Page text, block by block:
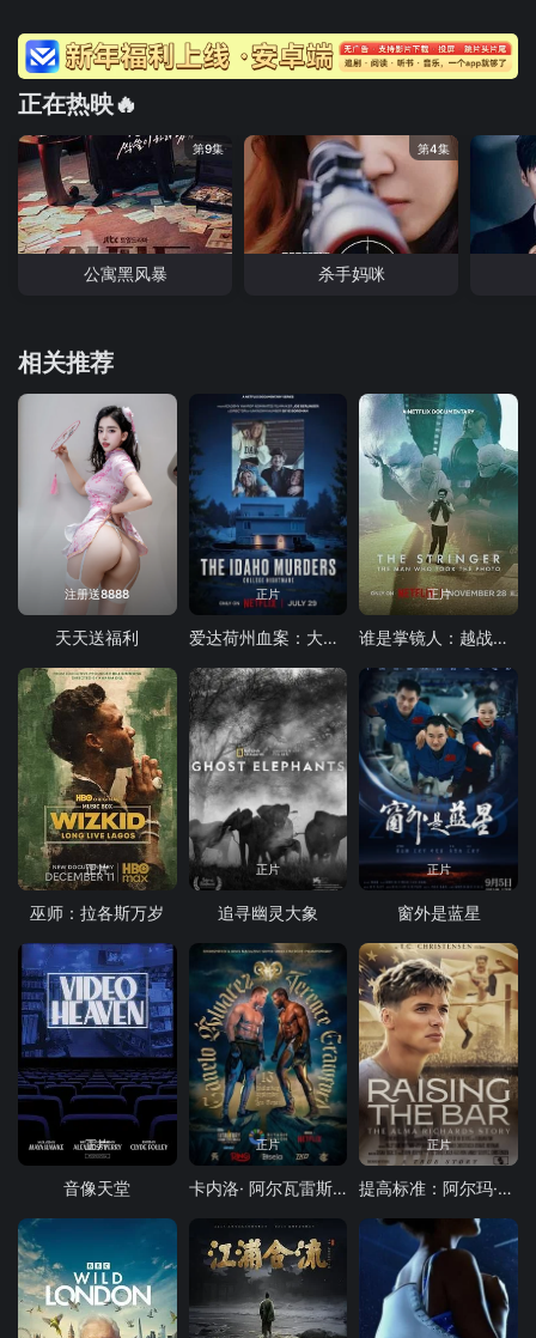
正在热映🔥
第9集
公寓黑风暴
第4集
杀手妈咪
相关推荐
注册送8888
天天送福利
正片
爱达荷州血案：大学梦魇
正片
谁是掌镜人：越战经典照片之谜
正片
巫师：拉各斯万岁
正片
追寻幽灵大象
正片
窗外是蓝星
正片
音像天堂
正片
卡内洛· 阿尔瓦雷斯 vs 特伦斯·克劳福德
正片
提高标准：阿尔玛·理查兹的故事